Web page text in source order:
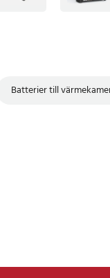
Batterier till